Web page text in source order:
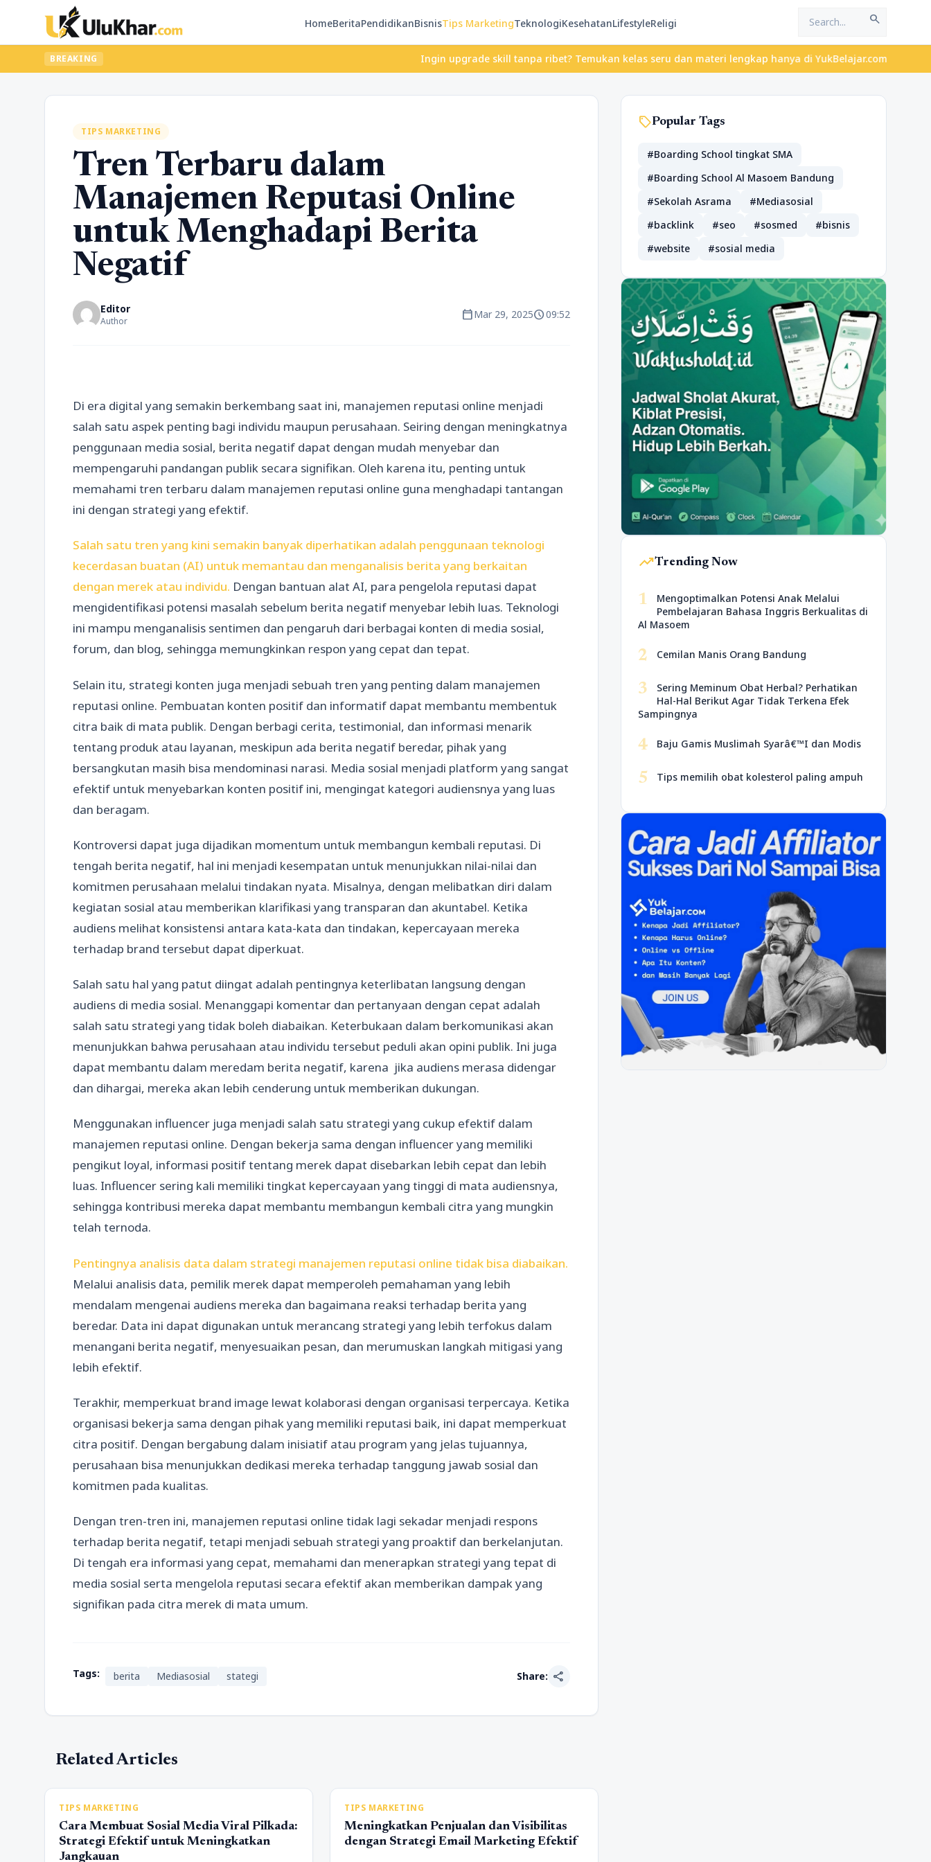
HomeBeritaPendidikanBisnisTips MarketingTeknologiKesehatanLifestyleReligi search
BREAKING Ingin upgrade skill tanpa ribet? Temukan kelas seru dan materi lengkap hanya di YukBelajar.com. Mulai langkah
TIPS MARKETING
Tren Terbaru dalam
Manajemen Reputasi Online
untuk Menghadapi Berita
Negatif
Editor
Author calendar_todayMar 29, 2025schedule09:52
Di era digital yang semakin berkembang saat ini, manajemen reputasi online menjadi
salah satu aspek penting bagi individu maupun perusahaan. Seiring dengan meningkatnya
penggunaan media sosial, berita negatif dapat dengan mudah menyebar dan
mempengaruhi pandangan publik secara signifikan. Oleh karena itu, penting untuk
memahami tren terbaru dalam manajemen reputasi online guna menghadapi tantangan
ini dengan strategi yang efektif.
Salah satu tren yang kini semakin banyak diperhatikan adalah penggunaan teknologi
kecerdasan buatan (AI) untuk memantau dan menganalisis berita yang berkaitan
dengan merek atau individu. Dengan bantuan alat AI, para pengelola reputasi dapat
mengidentifikasi potensi masalah sebelum berita negatif menyebar lebih luas. Teknologi
ini mampu menganalisis sentimen dan pengaruh dari berbagai konten di media sosial,
forum, dan blog, sehingga memungkinkan respon yang cepat dan tepat.
Selain itu, strategi konten juga menjadi sebuah tren yang penting dalam manajemen
reputasi online. Pembuatan konten positif dan informatif dapat membantu membentuk
citra baik di mata publik. Dengan berbagi cerita, testimonial, dan informasi menarik
tentang produk atau layanan, meskipun ada berita negatif beredar, pihak yang
bersangkutan masih bisa mendominasi narasi. Media sosial menjadi platform yang sangat
efektif untuk menyebarkan konten positif ini, mengingat kategori audiensnya yang luas
dan beragam.
Kontroversi dapat juga dijadikan momentum untuk membangun kembali reputasi. Di
tengah berita negatif, hal ini menjadi kesempatan untuk menunjukkan nilai-nilai dan
komitmen perusahaan melalui tindakan nyata. Misalnya, dengan melibatkan diri dalam
kegiatan sosial atau memberikan klarifikasi yang transparan dan akuntabel. Ketika
audiens melihat konsistensi antara kata-kata dan tindakan, kepercayaan mereka
terhadap brand tersebut dapat diperkuat.
Salah satu hal yang patut diingat adalah pentingnya keterlibatan langsung dengan
audiens di media sosial. Menanggapi komentar dan pertanyaan dengan cepat adalah
salah satu strategi yang tidak boleh diabaikan. Keterbukaan dalam berkomunikasi akan
menunjukkan bahwa perusahaan atau individu tersebut peduli akan opini publik. Ini juga
dapat membantu dalam meredam berita negatif, karena jika audiens merasa didengar
dan dihargai, mereka akan lebih cenderung untuk memberikan dukungan.
Menggunakan influencer juga menjadi salah satu strategi yang cukup efektif dalam
manajemen reputasi online. Dengan bekerja sama dengan influencer yang memiliki
pengikut loyal, informasi positif tentang merek dapat disebarkan lebih cepat dan lebih
luas. Influencer sering kali memiliki tingkat kepercayaan yang tinggi di mata audiensnya,
sehingga kontribusi mereka dapat membantu membangun kembali citra yang mungkin
telah ternoda.
Pentingnya analisis data dalam strategi manajemen reputasi online tidak bisa diabaikan.
Melalui analisis data, pemilik merek dapat memperoleh pemahaman yang lebih
mendalam mengenai audiens mereka dan bagaimana reaksi terhadap berita yang
beredar. Data ini dapat digunakan untuk merancang strategi yang lebih terfokus dalam
menangani berita negatif, menyesuaikan pesan, dan merumuskan langkah mitigasi yang
lebih efektif.
Terakhir, memperkuat brand image lewat kolaborasi dengan organisasi terpercaya. Ketika
organisasi bekerja sama dengan pihak yang memiliki reputasi baik, ini dapat memperkuat
citra positif. Dengan bergabung dalam inisiatif atau program yang jelas tujuannya,
perusahaan bisa menunjukkan dedikasi mereka terhadap tanggung jawab sosial dan
komitmen pada kualitas.
Dengan tren-tren ini, manajemen reputasi online tidak lagi sekadar menjadi respons
terhadap berita negatif, tetapi menjadi sebuah strategi yang proaktif dan berkelanjutan.
Di tengah era informasi yang cepat, memahami dan menerapkan strategi yang tepat di
media sosial serta mengelola reputasi secara efektif akan memberikan dampak yang
signifikan pada citra merek di mata umum.
Tags: berita Mediasosial stategi Share: share
Related Articles
TIPS MARKETING
Cara Membuat Sosial Media Viral Pilkada:
Strategi Efektif untuk Meningkatkan
Jangkauan
TIPS MARKETING
Meningkatkan Penjualan dan Visibilitas
dengan Strategi Email Marketing Efektif
sellPopular Tags
#Boarding School tingkat SMA
#Boarding School Al Masoem Bandung
#Sekolah Asrama
#Mediasosial
#backlink
#seo #sosmed
#bisnis
#website
#sosial media
trending_upTrending Now
1
Mengoptimalkan Potensi Anak Melalui
Pembelajaran Bahasa Inggris Berkualitas di
Al Masoem
2 Cemilan Manis Orang Bandung
3
Sering Meminum Obat Herbal? Perhatikan
Hal-Hal Berikut Agar Tidak Terkena Efek
Sampingnya
4 Baju Gamis Muslimah Syarâ€™I dan Modis
5 Tips memilih obat kolesterol paling ampuh